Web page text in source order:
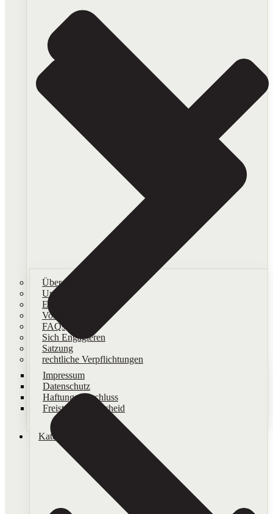
Impressum
Datenschutz
Haftungsausschluss
Freistellungsbescheid
Kategorien
Über uns
Unser Ziel
Engelsgarten
Vorstand
FAQs
Sich Engagieren
Satzung
rechtliche Verpflichtungen